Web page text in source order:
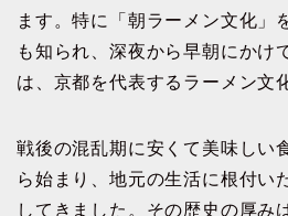
ます。特に「朝ラーメン文化」
も知られ、深夜から早朝にかけ
は、京都を代表するラーメン文
戦後の混乱期に安くて美味しい
ら始まり、地元の生活に根付い
してきました。その歴史の厚み